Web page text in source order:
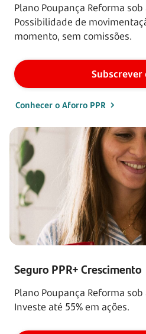
Plano Poupança Reforma
Possibilidade de
momento, sem comissões.
Conhecer o Aforro PPR
Seguro PPR+ Crescimento
Plano Poupança Reforma
Investe até 55% em ações.